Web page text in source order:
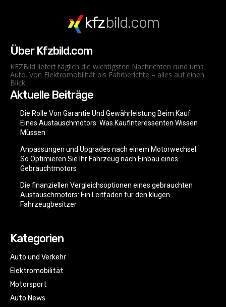
kfzbild.com
Über Kfzbild.com
KFZBild liefert täglich die wichtigsten Nachrichten rund ums
Auto. Von Elektromobilität bis Fahrberichte – alles auf einen
Blick.
Aktuelle Beiträge
Die Rolle Von Garantie Und Gewährleistung Beim Kauf
Eines Austauschmotors: Was Kaufinteressenten Wissen
Müssen
Anpassungen und Upgrades nach einem Motorwechsel:
So Optimieren Sie Ihr Fahrzeug nach Einbau eines
Gebrauchtmotors
Die finanziellen Vergleichsoptionen eines gebrauchten
Austauschmotors: Ein Leitfaden für den klugen
Fahrzeugbesitzer
Kategorien
Auto und Verkehr
Elektromobilität
Motorsport
Auto News